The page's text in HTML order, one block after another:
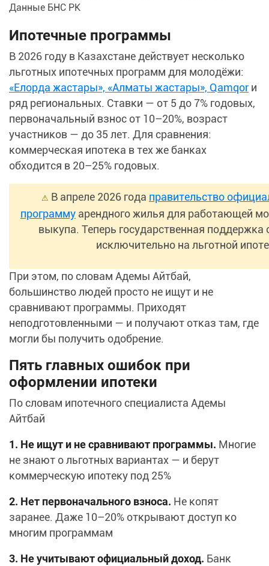
Данные БНС РК
Ипотечные программы
В 2026 году в Казахстане действует несколько
льготных ипотечных программ для молодёжи:
«Елорда жастары», «Алматы жастары», Qamqor и
ряд региональных. Ставки — от 5 до 7% годовых,
первоначальный взнос от 10–20%, возраст
участников — до 35 лет. Для сравнения:
коммерческая ипотека в тех же банках
обходится в 20–25% годовых.
⚠ В апреле 2026 года правительство
программу арендного жилья для работающей
выкупа. Теперь государственная поддержка
исключительно на льготной
При этом, по словам Адемы Айтбай,
большинство людей просто не ищут и не
сравнивают программы. Приходят
неподготовленными — и получают отказ там, где
могли бы получить одобрение.
Пять главных ошибок при
оформлении ипотеки
По словам ипотечного специалиста Адемы
Айтбай
1. Не ищут и не сравнивают программы. Многие
не знают о льготных вариантах — и берут
коммерческую ипотеку под 25%
2. Нет первоначального взноса. Не копят
заранее. Даже 10–20% открывают доступ ко
многим программам
3. Не учитывают официальный доход. Банк